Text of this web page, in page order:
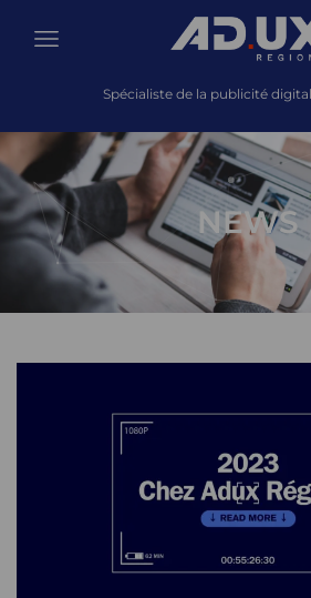
Spécialiste de la publicité
NEWS